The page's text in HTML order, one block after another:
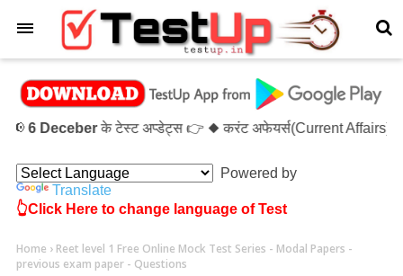
Deceberके टेस्ट अप्डेट्स 👉 ◆ करंट अफेयर्स(Current Affairs)- Test-
Powered by
Translate
👆Click Here to change language of Test
Home › Reet level 1 Free Online Mock Test Series - Modal Papers -
previous exam paper - Questions